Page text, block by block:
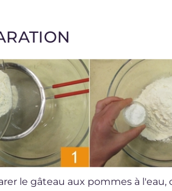
le gâteau aux pommes à